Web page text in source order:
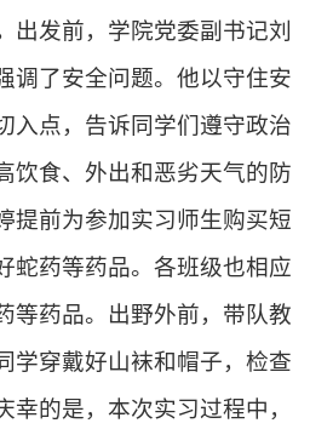
出发前， 学院党委副书记刘
调了安全问题。他以守住安
入点，告诉同学们遵守政治
饮食、外出和恶劣天气的防
提前为参加实习师生购买短
蛇药等药品。 各班级也相应
等药品。出野外前，带队教
学穿戴好山袜和帽子，检查
幸的是，本次实习过程中，